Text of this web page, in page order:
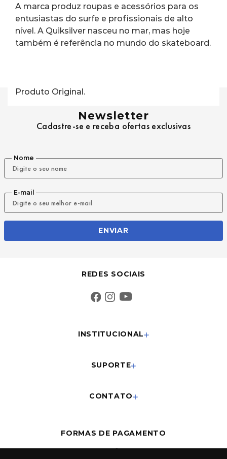
A marca produz roupas e acessórios para os
entusiastas do surfe e profissionais de alto
nível. A Quiksilver nasceu no mar, mas hoje
também é referência no mundo do skateboard.
Produto Original.
Newsletter
Cadastre-se e receba ofertas exclusivas
Nome
E-mail
ENVIAR
REDES SOCIAIS
INSTITUCIONAL
SUPORTE
CONTATO
FORMAS DE PAGAMENTO
Cartões